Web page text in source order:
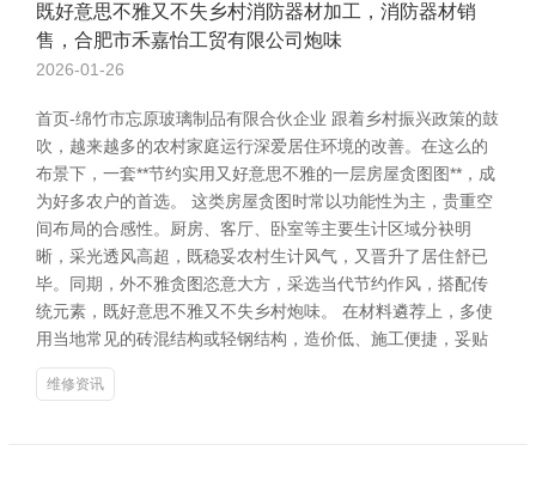
既好意思不雅又不失乡村消防器材加工，消防器材销
售，合肥市禾嘉怡工贸有限公司炮味
2026-01-26
首页-绵竹市忘原玻璃制品有限合伙企业 跟着乡村振兴政策的鼓
吹，越来越多的农村家庭运行深爱居住环境的改善。在这么的
布景下，一套**节约实用又好意思不雅的一层房屋贪图图**，成
为好多农户的首选。 这类房屋贪图时常以功能性为主，贵重空
间布局的合感性。厨房、客厅、卧室等主要生计区域分袂明
晰，采光透风高超，既稳妥农村生计风气，又晋升了居住舒已
毕。同期，外不雅贪图恣意大方，采选当代节约作风，搭配传
统元素，既好意思不雅又不失乡村炮味。 在材料遴荐上，多使
用当地常见的砖混结构或轻钢结构，造价低、施工便捷，妥贴
维修资讯